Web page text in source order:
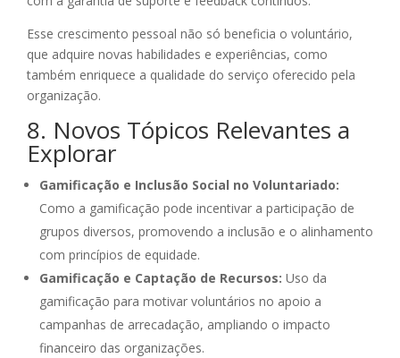
Esse crescimento pessoal não só beneficia o voluntário,
que adquire novas habilidades e experiências, como
também enriquece a qualidade do serviço oferecido pela
organização.
8. Novos Tópicos Relevantes a
Explorar
Gamificação e Inclusão Social no Voluntariado:
Como a gamificação pode incentivar a participação de
grupos diversos, promovendo a inclusão e o alinhamento
com princípios de equidade.
Gamificação e Captação de Recursos: Uso da
gamificação para motivar voluntários no apoio a
campanhas de arrecadação, ampliando o impacto
financeiro das organizações.